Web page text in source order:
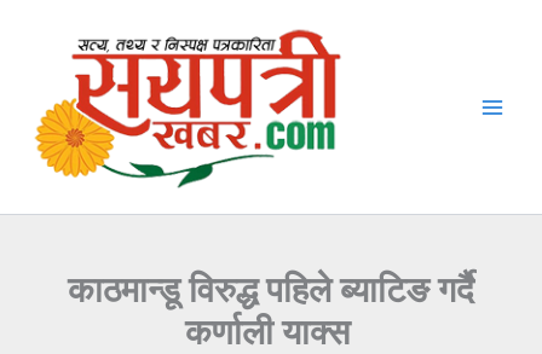
काठमान्डू विरुद्ध पहिले ब्याटिङ गर्दै
कर्णाली याक्स